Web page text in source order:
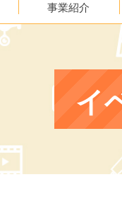
事業紹介
イベント
AED普及応援 イ